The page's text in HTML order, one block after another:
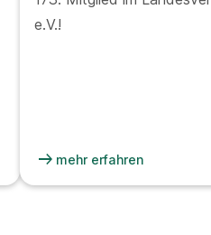
e.V.!
arrow_right_alt mehr erfahren